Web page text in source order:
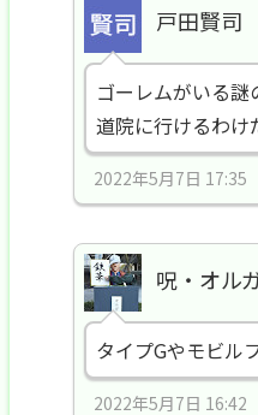
戸田賢司
ゴーレムがいる
道院に行けるわけ
2022年5月7日
呪・オル
タイプGやモビル
2022年5月7日